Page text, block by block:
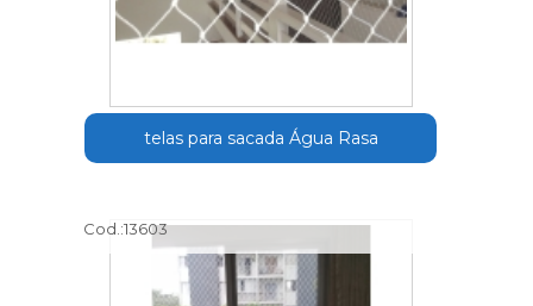
telas para sacada Água Rasa
Cod.:13603